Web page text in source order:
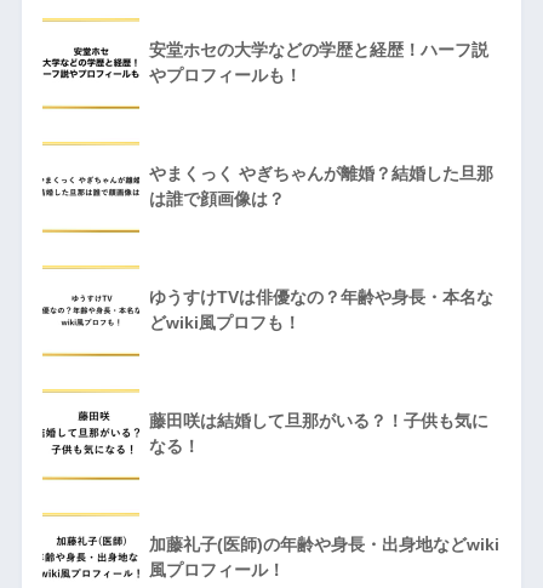
安堂ホセの大学などの学歴と経歴！ハーフ説
やプロフィールも！
やまくっく やぎちゃんが離婚？結婚した旦那
は誰で顔画像は？
ゆうすけTVは俳優なの？年齢や身長・本名な
どwiki風プロフも！
藤田咲は結婚して旦那がいる？！子供も気に
なる！
加藤礼子(医師)の年齢や身長・出身地などwiki
風プロフィール！